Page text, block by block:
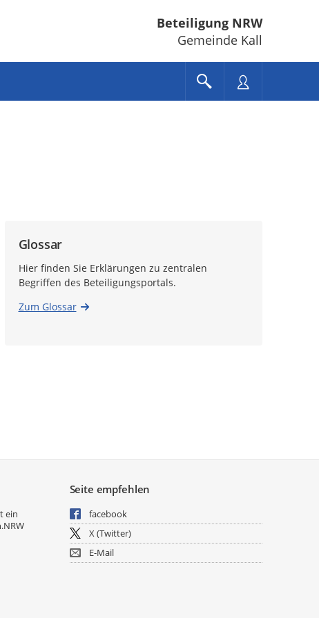
Beteiligung NRW
Gemeinde Kall
Glossar
Hier finden Sie Erklärungen zu zentralen
Begriffen des Beteiligungsportals.
Zum Glossar
ein
Seite empfehlen
facebook
X (Twitter)
E-Mail